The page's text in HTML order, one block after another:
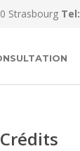
Strasbourg Tel: